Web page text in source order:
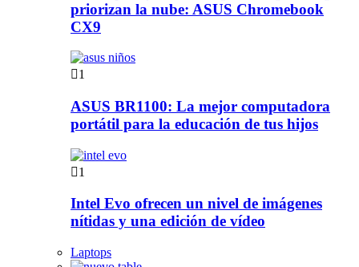
priorizan la nube: ASUS Chromebook
CX9
1
ASUS BR1100: La mejor computadora
portátil para la educación de tus hijos
1
Intel Evo ofrecen un nivel de imágenes
nítidas y una edición de vídeo
Laptops